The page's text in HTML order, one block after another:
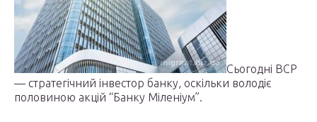
Сьогодні BCP
— стратегічний інвестор банку, оскільки володіє
половиною акцій “Банку Міленіум”.